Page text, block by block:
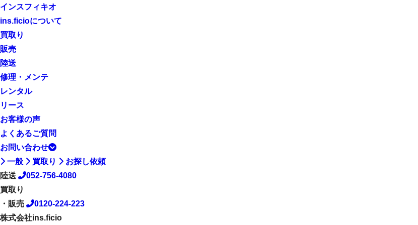
インスフィキオ
ins.ficioについて
買取り
販売
陸送
修理・メンテ
レンタル
リース
お客様の声
よくあるご質問
お問い合わせ
一般
買取り
お探し依頼
陸送
052-756-4080
買取り
・販売
0120-224-223
株式会社ins.ficio